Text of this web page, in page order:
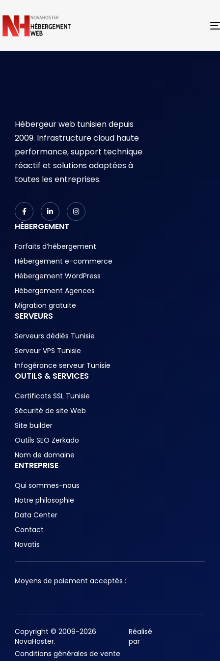
Hébergeur web tunisien depuis
2009. Infrastructure cloud haute
performance, support technique
réactif et solutions adaptées à
toutes les entreprises.
HÉBERGEMENT
Forfaits d’hébergement
Hébergement e-commerce
Hébergement WordPress
Hébergement Agences
Migration gratuite
SERVEURS
Serveurs dédiés Tunisie
Serveur VPS Tunisie
Infogérance serveur Tunisie
OUTILS & SERVICES
Certificats SSL Tunisie
Sécurité de site Web
Site builder
Outils SEO Zerkado
Nom de domaine
ENTREPRISE
Qui sommes-nous
Notre philosophie
Data Center
Contact
Novatis
Moyens de paiement acceptés :
Copyright © 2009-2026
NovaHoster.
Réalisé
par
Conditions générales de vente